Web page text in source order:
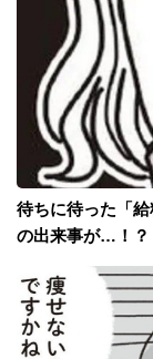
待ちに待った「
の出来事が…！？